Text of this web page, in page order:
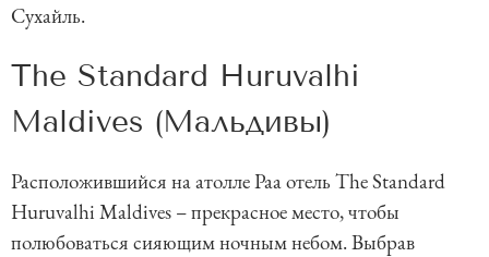
Сухайль.
The Standard Huruvalhi
Maldives (Мальдивы)
Расположившийся на атолле Раа отель The Standard
Huruvalhi Maldives – прекрасное место, чтобы
полюбоваться сияющим ночным небом. Выбрав